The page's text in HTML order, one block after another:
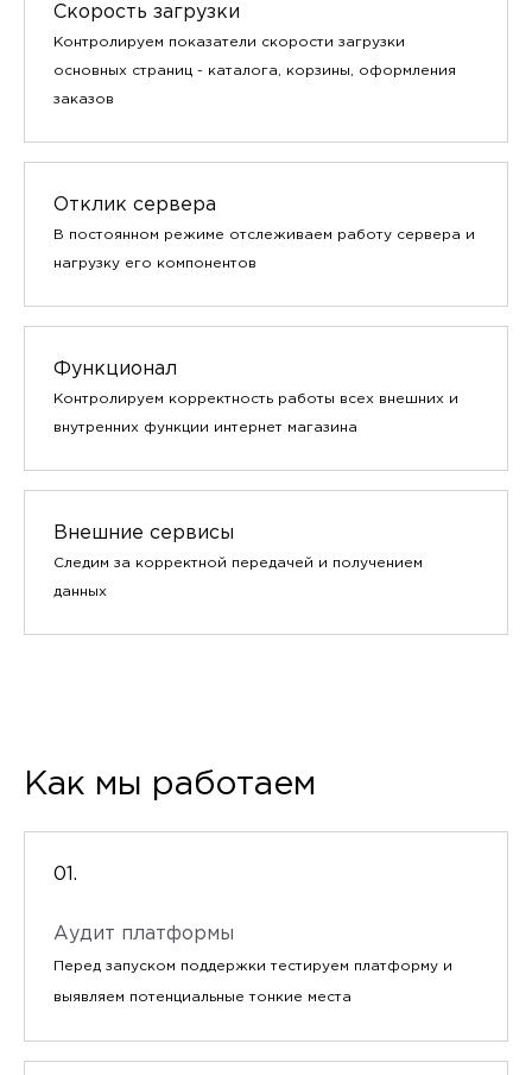
Скорость загрузки
Контролируем показатели скорости загрузки
основных страниц - каталога, корзины, оформления
заказов
Отклик сервера
В постоянном режиме отслеживаем работу сервера и
нагрузку его компонентов
Функционал
Контролируем корректность работы всех внешних и
внутренних функции интернет магазина
Внешние сервисы
Следим за корректной передачей и получением
данных
Как мы работаем
Аудит платформы
Перед запуском поддержки тестируем платформу и
выявляем потенциальные тонкие места